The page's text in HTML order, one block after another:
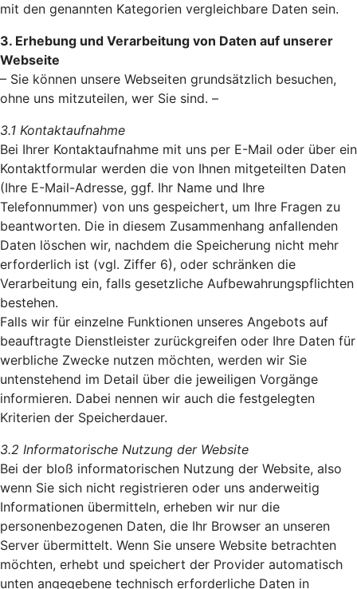
mit den genannten Kategorien vergleichbare Daten sein.
3. Erhebung und Verarbeitung von Daten auf unserer
Webseite
– Sie können unsere Webseiten grundsätzlich besuchen,
ohne uns mitzuteilen, wer Sie sind. –
3.1 Kontaktaufnahme
Bei Ihrer Kontaktaufnahme mit uns per E-Mail oder über ein
Kontaktformular werden die von Ihnen mitgeteilten Daten
(Ihre E-Mail-Adresse, ggf. Ihr Name und Ihre
Telefonnummer) von uns gespeichert, um Ihre Fragen zu
beantworten. Die in diesem Zusammenhang anfallenden
Daten löschen wir, nachdem die Speicherung nicht mehr
erforderlich ist (vgl. Ziffer 6), oder schränken die
Verarbeitung ein, falls gesetzliche Aufbewahrungspflichten
bestehen.
Falls wir für einzelne Funktionen unseres Angebots auf
beauftragte Dienstleister zurückgreifen oder Ihre Daten für
werbliche Zwecke nutzen möchten, werden wir Sie
untenstehend im Detail über die jeweiligen Vorgänge
informieren. Dabei nennen wir auch die festgelegten
Kriterien der Speicherdauer.
3.2 Informatorische Nutzung der Website
Bei der bloß informatorischen Nutzung der Website, also
wenn Sie sich nicht registrieren oder uns anderweitig
Informationen übermitteln, erheben wir nur die
personenbezogenen Daten, die Ihr Browser an unseren
Server übermittelt. Wenn Sie unsere Website betrachten
möchten, erhebt und speichert der Provider automatisch
unten angegebene technisch erforderliche Daten in